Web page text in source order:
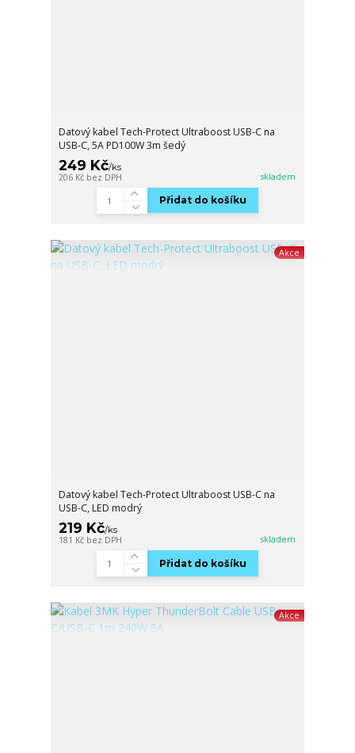
Datový kabel Tech-Protect Ultraboost USB-C na
USB-C, 5A PD100W 3m šedý
249 Kč/ks
206 Kč bez DPH skladem
Přidat do košíku
Akce
Datový kabel Tech-Protect Ultraboost USB-C na
USB-C, LED modrý
219 Kč/ks
181 Kč bez DPH skladem
Přidat do košíku
Akce